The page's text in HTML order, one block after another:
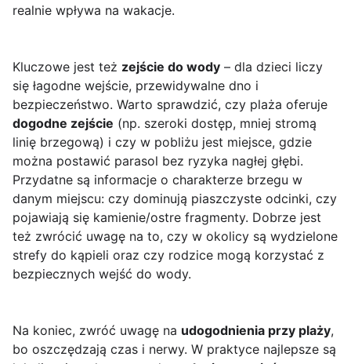
realnie wpływa na wakacje.
Kluczowe jest też zejście do wody – dla dzieci liczy
się łagodne wejście, przewidywalne dno i
bezpieczeństwo. Warto sprawdzić, czy plaża oferuje
dogodne zejście (np. szeroki dostęp, mniej stromą
linię brzegową) i czy w pobliżu jest miejsce, gdzie
można postawić parasol bez ryzyka nagłej głębi.
Przydatne są informacje o charakterze brzegu w
danym miejscu: czy dominują piaszczyste odcinki, czy
pojawiają się kamienie/ostre fragmenty. Dobrze jest
też zwrócić uwagę na to, czy w okolicy są wydzielone
strefy do kąpieli oraz czy rodzice mogą korzystać z
bezpiecznych wejść do wody.
Na koniec, zwróć uwagę na udogodnienia przy plaży,
bo oszczędzają czas i nerwy. W praktyce najlepsze są